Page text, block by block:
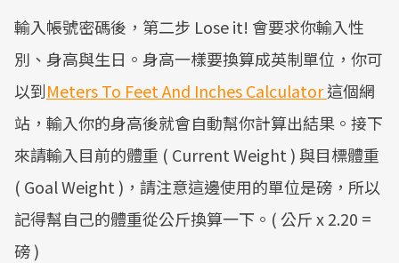
輸入帳號密碼後，第二步 Lose it! 會要求你輸入性
別、身高與生日。身高一樣要換算成英制單位，你可
以到Meters To Feet And Inches Calculator這個網
站，輸入你的身高後就會自動幫你計算出結果。接下
來請輸入目前的體重 ( Current Weight ) 與目標體重
( Goal Weight )，請注意這邊使用的單位是磅，所以
記得幫自己的體重從公斤換算一下。( 公斤 x 2.20 =
磅 )